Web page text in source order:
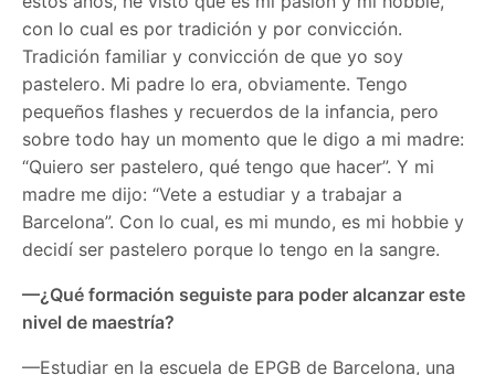
con lo cual es por tradición y por convicción.
Tradición familiar y convicción de que yo soy
pastelero. Mi padre lo era, obviamente. Tengo
pequeños flashes y recuerdos de la infancia, pero
sobre todo hay un momento que le digo a mi madre:
“Quiero ser pastelero, qué tengo que hacer”. Y mi
madre me dijo: “Vete a estudiar y a trabajar a
Barcelona”. Con lo cual, es mi mundo, es mi hobbie y
decidí ser pastelero porque lo tengo en la sangre.
—¿Qué formación seguiste para poder alcanzar este
nivel de maestría?
—Estudiar en la escuela de EPGB de Barcelona, una